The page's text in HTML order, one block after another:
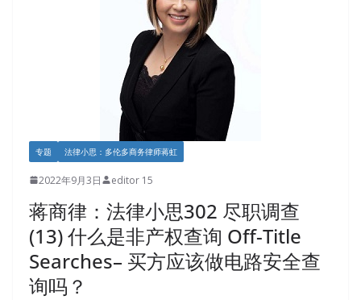
专题 法律小思：多伦多商务律师蒋虹
2022年9月3日 editor 15
蒋商律：法律小思302 尽职调查
(13) 什么是非产权查询 Off-Title
Searches– 买方应该做电路安全查
询吗？